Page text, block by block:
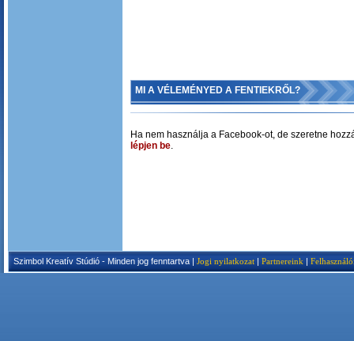
MI A VÉLEMÉNYED A FENTIEKRŐL?
Ha nem használja a Facebook-ot, de szeretne
lépjen be.
Szimbol Kreatív Stúdió - Minden jog fenntartva | Jogi nyilatkozat | Partnereink |